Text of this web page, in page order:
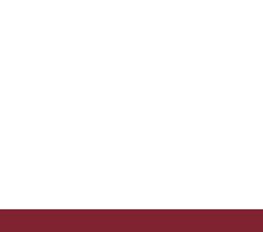
und Plotterfolien
Farben - Bringen Sie Farbe ins